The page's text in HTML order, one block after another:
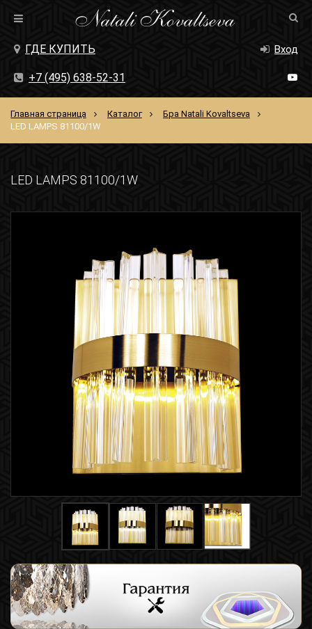
+7 (495) 638-52-31
ГДЕ КУПИТЬ Вход
Главная страница Каталог
Бра Natali Kovaltseva
LED LAMPS 81100/1W
LED LAMPS 81100/1W